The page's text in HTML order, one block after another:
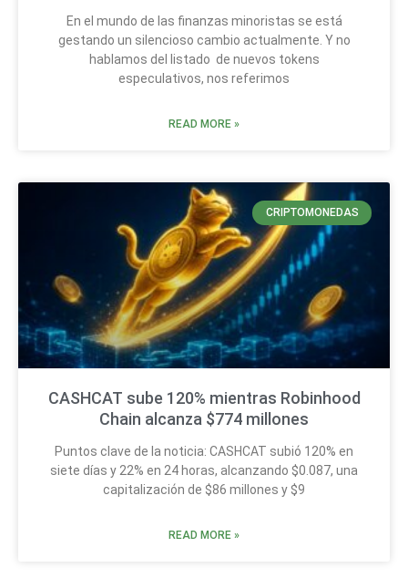
En el mundo de las finanzas minoristas se está
gestando un silencioso cambio actualmente. Y no
hablamos del listado de nuevos tokens
especulativos, nos referimos
READ MORE »
CRIPTOMONEDAS
CASHCAT sube 120% mientras Robinhood
Chain alcanza $774 millones
Puntos clave de la noticia: CASHCAT subió 120% en
siete días y 22% en 24 horas, alcanzando $0.087, una
capitalización de $86 millones y $9
READ MORE »